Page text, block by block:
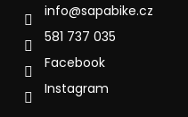
info@sapabike.cz
581 737 035
Facebook
Instagram